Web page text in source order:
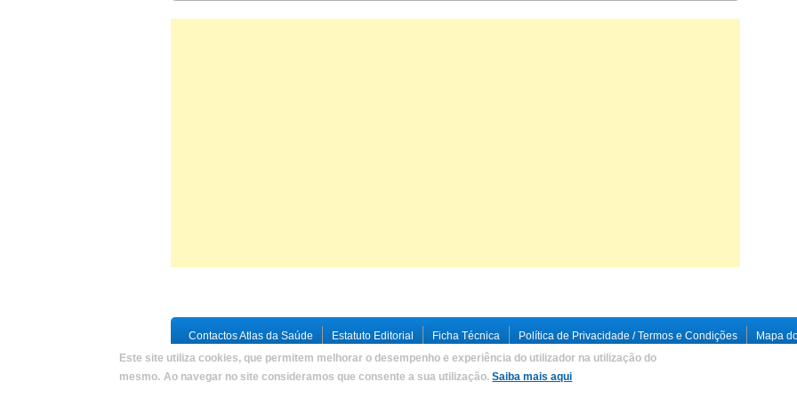
Contactos Atlas da Saúde Estatuto Editorial Ficha Técnica Política de Privacidade / Termos e Condições Mapa
Copyright © 2026, Atlas da Saúde | Developed by Criações Digitais, Lda
Este site utiliza cookies, que permitem melhorar o desempenho e experiência do utilizador na utilização do
mesmo. Ao navegar no site consideramos que consente a sua utilização.Saiba mais aqui